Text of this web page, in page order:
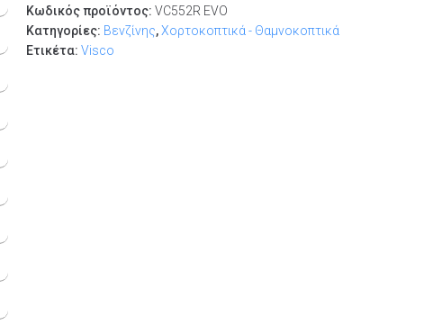
Κωδικός προϊόντος:VC552R EVO
Κατηγορίες: Βενζίνης,Χορτοκοπτικά - Θαμνοκοπτικά
Ετικέτα:Visco